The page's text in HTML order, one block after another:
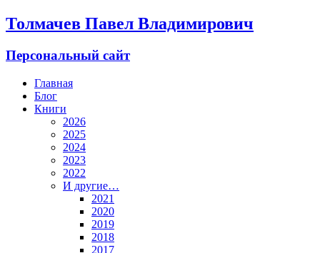
Толмачев Павел Владимирович
Персональный сайт
Главная
Блог
Книги
2026
2025
2024
2023
2022
И другие…
2021
2020
2019
2018
2017